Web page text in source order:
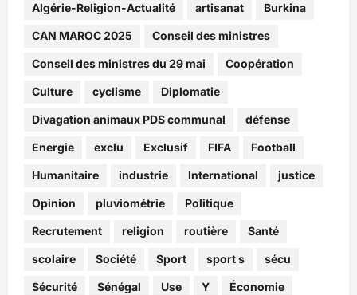
Algérie-Religion-Actualité artisanat Burkina
CAN MAROC 2025 Conseil des ministres
Conseil des ministres du 29 mai Coopération
Culture cyclisme Diplomatie
Divagation animaux PDS communal défense
Energie exclu Exclusif FIFA Football
Humanitaire industrie International justice
Opinion pluviométrie Politique
Recrutement religion routière Santé
scolaire Société Sport sport s sécu
Sécurité Sénégal Use Y Économie